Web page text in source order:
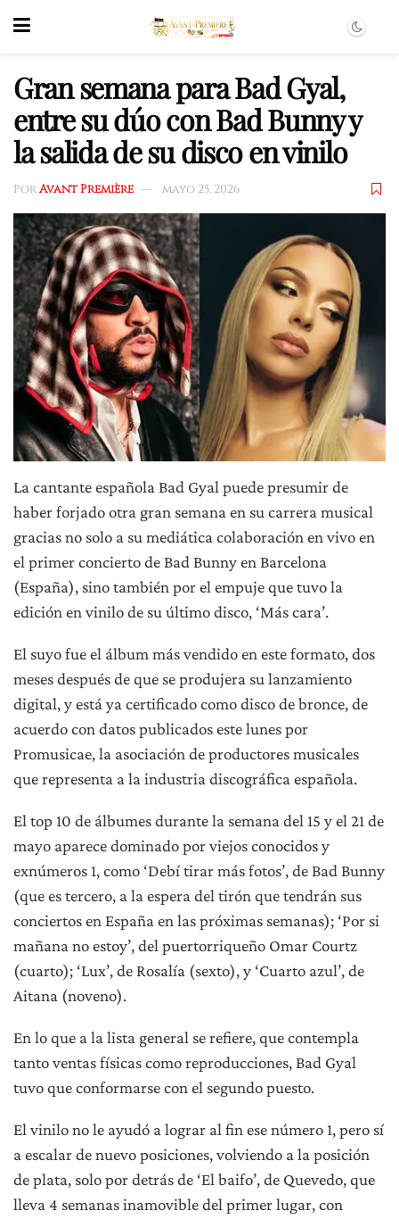
Gran semana para Bad Gyal,
entre su dúo con Bad Bunny y
la salida de su disco en vinilo
PorAvant Première mayo 25, 2026
La cantante española Bad Gyal puede presumir de
haber forjado otra gran semana en su carrera musical
gracias no solo a su mediática colaboración en vivo en
el primer concierto de Bad Bunny en Barcelona
(España), sino también por el empuje que tuvo la
edición en vinilo de su último disco, ‘Más cara’.
El suyo fue el álbum más vendido en este formato, dos
meses después de que se produjera su lanzamiento
digital, y está ya certificado como disco de bronce, de
acuerdo con datos publicados este lunes por
Promusicae, la asociación de productores musicales
que representa a la industria discográfica española.
El top 10 de álbumes durante la semana del 15 y el 21 de
mayo aparece dominado por viejos conocidos y
exnúmeros 1, como ‘Debí tirar más fotos’, de Bad Bunny
(que es tercero, a la espera del tirón que tendrán sus
conciertos en España en las próximas semanas); ‘Por si
mañana no estoy’, del puertorriqueño Omar Courtz
(cuarto); ‘Lux’, de Rosalía (sexto), y ‘Cuarto azul’, de
Aitana (noveno).
En lo que a la lista general se refiere, que contempla
tanto ventas físicas como reproducciones, Bad Gyal
tuvo que conformarse con el segundo puesto.
El vinilo no le ayudó a lograr al fin ese número 1, pero sí
a escalar de nuevo posiciones, volviendo a la posición
de plata, solo por detrás de ‘El baifo’, de Quevedo, que
lleva 4 semanas inamovible del primer lugar, con